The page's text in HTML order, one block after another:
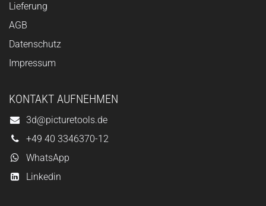
Lieferung
AGB
Datenschutz
Impressum
KONTAKT AUFNEHMEN
3d@picturetools.de
+49 40 3346370-12
WhatsApp
Linkedin